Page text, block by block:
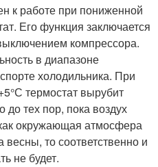
к работе при пониженной
Его функция заключается
компрессора.
в диапазоне
холодильника. При
термостат вырубит
до тех пор, пока воздух
окружающая атмосфера
весны, то соответственно и
не будет.